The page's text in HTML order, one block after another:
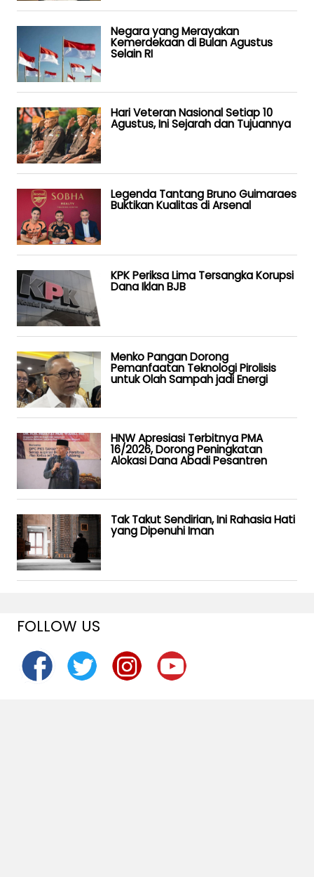
Negara yang Merayakan
Kemerdekaan di Bulan Agustus
Selain RI
Hari Veteran Nasional Setiap 10
Agustus, Ini Sejarah dan Tujuannya
Legenda Tantang Bruno Guimaraes
Buktikan Kualitas di Arsenal
KPK Periksa Lima Tersangka Korupsi
Dana Iklan BJB
Menko Pangan Dorong
Pemanfaatan Teknologi Pirolisis
untuk Olah Sampah jadi Energi
HNW Apresiasi Terbitnya PMA
16/2026, Dorong Peningkatan
Alokasi Dana Abadi Pesantren
Tak Takut Sendirian, Ini Rahasia Hati
yang Dipenuhi Iman
FOLLOW US